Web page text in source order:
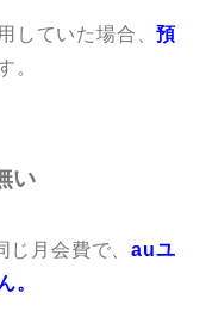
していた場合、預
。
い
じ月会費で、auユ
。